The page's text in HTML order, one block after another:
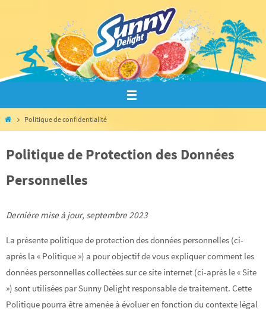
contenu
HomePolitique de confidentialité
Politique de Protection des Données
Personnelles
Dernière mise à jour, septembre 2023
La présente politique de protection des données personnelles (ci-
après la « Politique ») a pour objectif de vous expliquer comment les
données personnelles collectées sur ce site internet (ci-après le « Site
») sont utilisées par Sunny Delight responsable de traitement. Cette
Politique pourra être amenée à évoluer en fonction du contexte légal